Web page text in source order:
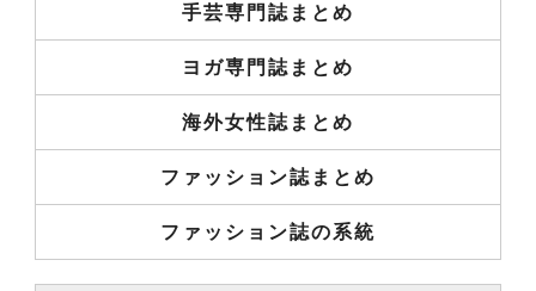
手芸専門誌まとめ
ヨガ専門誌まとめ
海外女性誌まとめ
ファッション誌まとめ
ファッション誌の系統